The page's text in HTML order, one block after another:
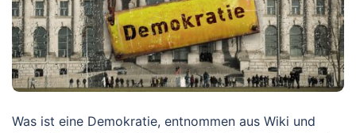
Was ist eine Demokratie, entnommen aus Wiki und